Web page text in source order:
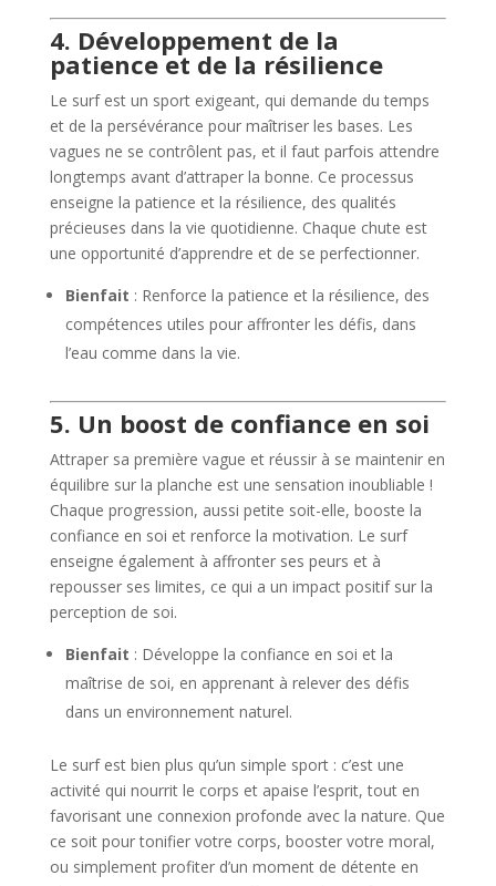
4. Développement de la
patience et de la résilience
Le surf est un sport exigeant, qui demande du temps
et de la persévérance pour maîtriser les bases. Les
vagues ne se contrôlent pas, et il faut parfois attendre
longtemps avant d’attraper la bonne. Ce processus
enseigne la patience et la résilience, des qualités
précieuses dans la vie quotidienne. Chaque chute est
une opportunité d’apprendre et de se perfectionner.
Bienfait : Renforce la patience et la résilience, des
compétences utiles pour affronter les défis, dans
l’eau comme dans la vie.
5. Un boost de confiance en soi
Attraper sa première vague et réussir à se maintenir en
équilibre sur la planche est une sensation inoubliable !
Chaque progression, aussi petite soit-elle, booste la
confiance en soi et renforce la motivation. Le surf
enseigne également à affronter ses peurs et à
repousser ses limites, ce qui a un impact positif sur la
perception de soi.
Bienfait : Développe la confiance en soi et la
maîtrise de soi, en apprenant à relever des défis
dans un environnement naturel.
Le surf est bien plus qu’un simple sport : c’est une
activité qui nourrit le corps et apaise l’esprit, tout en
favorisant une connexion profonde avec la nature. Que
ce soit pour tonifier votre corps, booster votre moral,
ou simplement profiter d’un moment de détente en